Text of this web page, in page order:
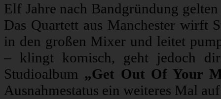
Elf Jahre nach Bandgründung
Das Quartett aus Manchester wirft
in den großen Mixer und leitet
– klingt komisch, geht jedoch
Studioalbum „Get Out Of Your
Ausnahmestatus ein weiteres Mal